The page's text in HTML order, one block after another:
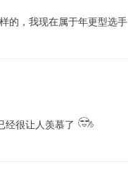
的，我现在属于年更型选手
经很让人羡慕了